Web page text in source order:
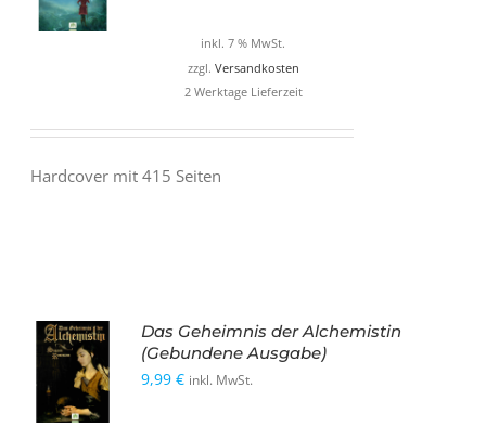
inkl. 7 % MwSt.
zzgl. Versandkosten
2 Werktage Lieferzeit
Hardcover mit 415 Seiten
IN DEN
Das Geheimnis der Alchemistin
(Gebundene Ausgabe)
9,99€ inkl. MwSt.